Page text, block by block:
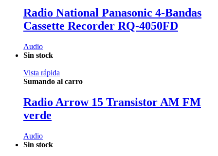
Radio National Panasonic 4-Bandas
Cassette Recorder RQ-4050FD
Audio
Sin stock
Vista rápida
Sumando al carro
Radio Arrow 15 Transistor AM FM
verde
Audio
Sin stock